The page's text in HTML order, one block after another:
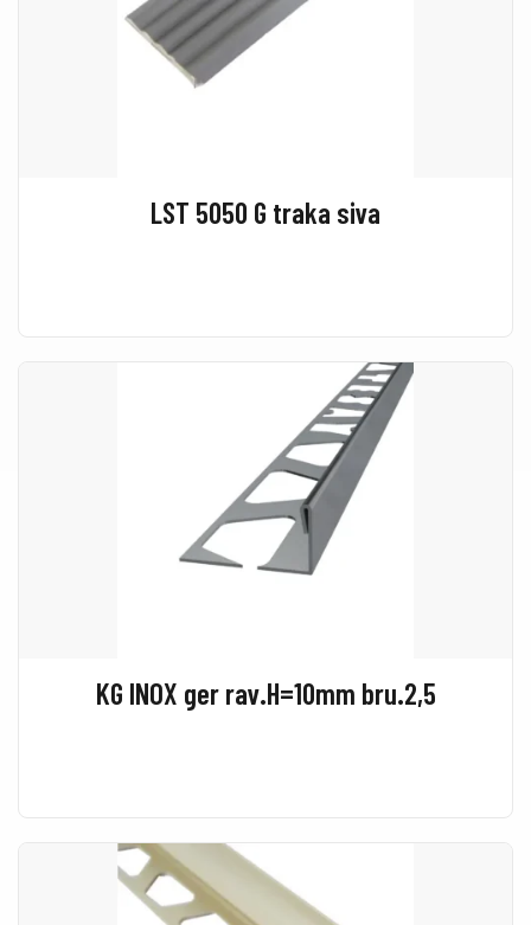
LST 5050 G traka siva
KG INOX ger rav.H=10mm bru.2,5